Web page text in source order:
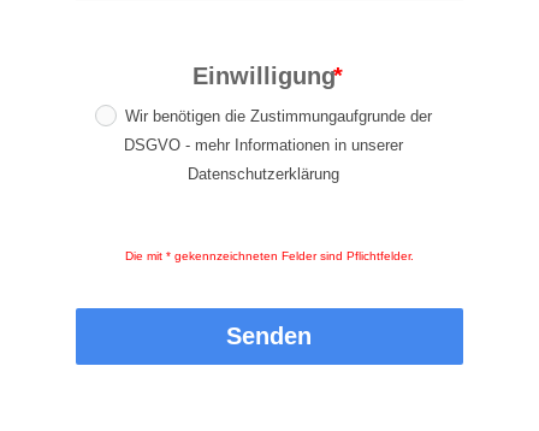
Einwilligung
Wir benötigen die Zustimmungaufgrunde der
DSGVO - mehr Informationen in unserer
Datenschutzerklärung
Die mit * gekennzeichneten Felder sind Pflichtfelder.
Senden